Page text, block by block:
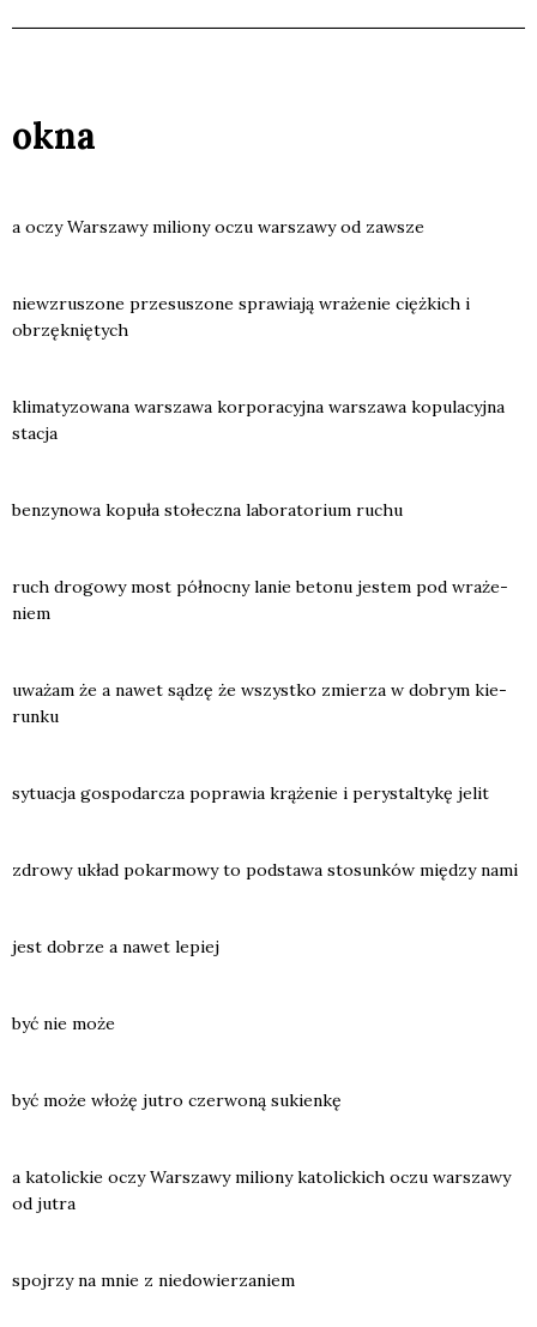
okna
a oczy War­sza­wy milio­ny oczu war­sza­wy od zawsze
nie­wzru­szo­ne prze­su­szo­ne spra­wia­ją wra­że­nie cięż­kich i
obrzęk­nię­tych
kli­ma­ty­zo­wa­na war­sza­wa kor­po­ra­cyj­na war­sza­wa kopu­la­cyj­na
sta­cja
ben­zy­no­wa kopu­ła sto­łecz­na labo­ra­to­rium ruchu
ruch dro­go­wy most pół­noc­ny lanie beto­nu jestem pod wra­że­
niem
uwa­żam że a nawet sądzę że wszyst­ko zmie­rza w dobrym kie­
run­ku
sytu­acja gospo­dar­cza popra­wia krą­że­nie i pery­stal­ty­kę jelit
zdro­wy układ pokar­mo­wy to pod­sta­wa sto­sun­ków mię­dzy nami
jest dobrze a nawet lepiej
być nie może
być może wło­żę jutro czer­wo­ną sukien­kę
a kato­lic­kie oczy War­sza­wy milio­ny kato­lic­kich oczu war­sza­wy
od jutra
spoj­rzy na mnie z nie­do­wie­rza­niem